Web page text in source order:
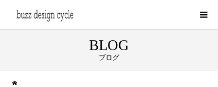
BLOG
ブログ